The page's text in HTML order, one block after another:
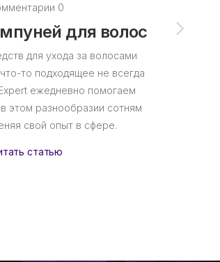
0
для волос
для ухода за волосами
то подходящее не всегда
ежедневно помогаем
этом разнообразии сотням
свой опыт в сфере.
статью
ТОП